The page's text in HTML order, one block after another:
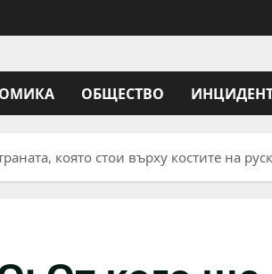
ОБЩЕСТВО
която стои върху костите на